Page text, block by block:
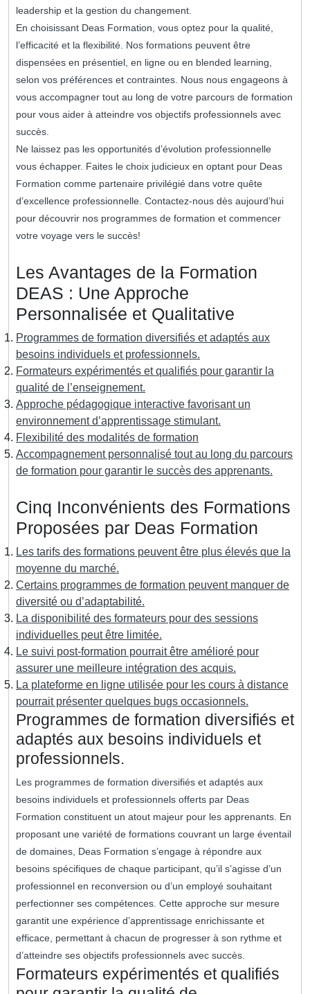
leadership et la gestion du changement.
En choisissant Deas Formation, vous optez pour la qualité,
l’efficacité et la flexibilité. Nos formations peuvent être
dispensées en présentiel, en ligne ou en blended learning,
selon vos préférences et contraintes. Nous nous engageons à
vous accompagner tout au long de votre parcours de formation
pour vous aider à atteindre vos objectifs professionnels avec
succès.
Ne laissez pas les opportunités d’évolution professionnelle
vous échapper. Faites le choix judicieux en optant pour Deas
Formation comme partenaire privilégié dans votre quête
d’excellence professionnelle. Contactez-nous dès aujourd’hui
pour découvrir nos programmes de formation et commencer
votre voyage vers le succès!
Les Avantages de la Formation
DEAS : Une Approche
Personnalisée et Qualitative
Programmes de formation diversifiés et adaptés aux
besoins individuels et professionnels.
Formateurs expérimentés et qualifiés pour garantir la
qualité de l’enseignement.
Approche pédagogique interactive favorisant un
environnement d’apprentissage stimulant.
Flexibilité des modalités de formation
Accompagnement personnalisé tout au long du parcours
de formation pour garantir le succès des apprenants.
Cinq Inconvénients des Formations
Proposées par Deas Formation
Les tarifs des formations peuvent être plus élevés que la
moyenne du marché.
Certains programmes de formation peuvent manquer de
diversité ou d’adaptabilité.
La disponibilité des formateurs pour des sessions
individuelles peut être limitée.
Le suivi post-formation pourrait être amélioré pour
assurer une meilleure intégration des acquis.
La plateforme en ligne utilisée pour les cours à distance
pourrait présenter quelques bugs occasionnels.
Programmes de formation diversifiés et
adaptés aux besoins individuels et
professionnels.
Les programmes de formation diversifiés et adaptés aux
besoins individuels et professionnels offerts par Deas
Formation constituent un atout majeur pour les apprenants. En
proposant une variété de formations couvrant un large éventail
de domaines, Deas Formation s’engage à répondre aux
besoins spécifiques de chaque participant, qu’il s’agisse d’un
professionnel en reconversion ou d’un employé souhaitant
perfectionner ses compétences. Cette approche sur mesure
garantit une expérience d’apprentissage enrichissante et
efficace, permettant à chacun de progresser à son rythme et
d’atteindre ses objectifs professionnels avec succès.
Formateurs expérimentés et qualifiés